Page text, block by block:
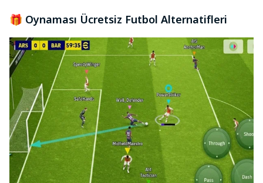
🎁 Oynaması Ücretsiz Futbol Alternatifleri